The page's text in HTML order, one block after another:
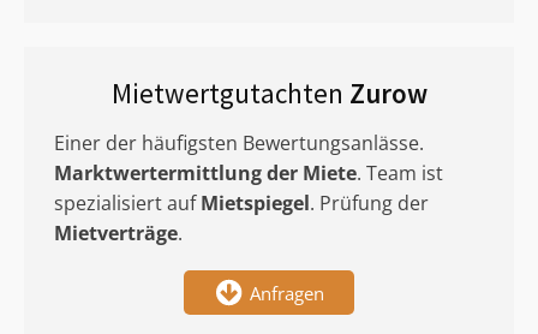
Mietwertgutachten Zurow
Einer der häufigsten Bewertungsanlässe.
Marktwertermittlungder Miete. Team ist
spezialisiert aufMietspiegel. Prüfung der
Mietverträge.
Anfragen